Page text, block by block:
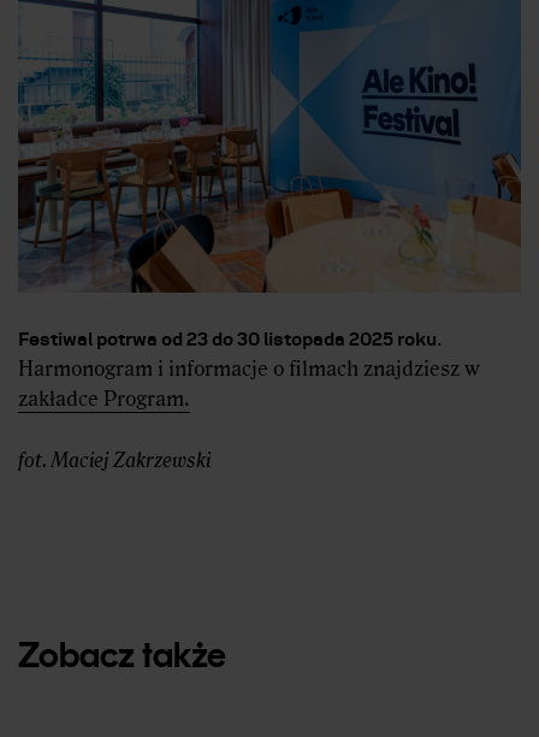
Festiwal potrwa od 23 do 30 listopada 2025 roku.
Harmonogram i informacje o filmach znajdziesz w
zakładce Program.
fot. Maciej Zakrzewski
Zobacz także